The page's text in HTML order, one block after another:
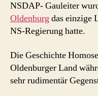
NSDAP- Gauleiter
Oldenburgdas einzige
NS-Regierung hatte.
Die Geschichte
Oldenburger Land
sehr rudimentär